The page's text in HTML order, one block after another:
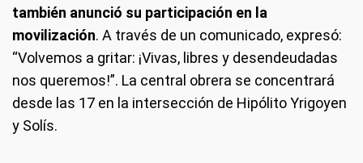
también anunció su participación en la
movilización. A través de un comunicado, expresó:
“Volvemos a gritar: ¡Vivas, libres y desendeudadas
nos queremos!”. La central obrera se concentrará
desde las 17 en la intersección de Hipólito Yrigoyen
y Solís.